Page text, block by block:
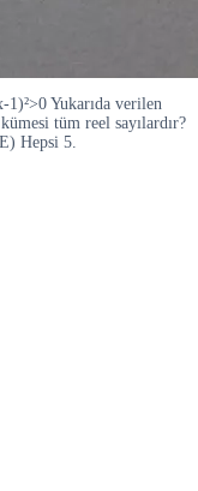
Yukarıda verilen
tüm reel sayılardır?
Hepsi 5.